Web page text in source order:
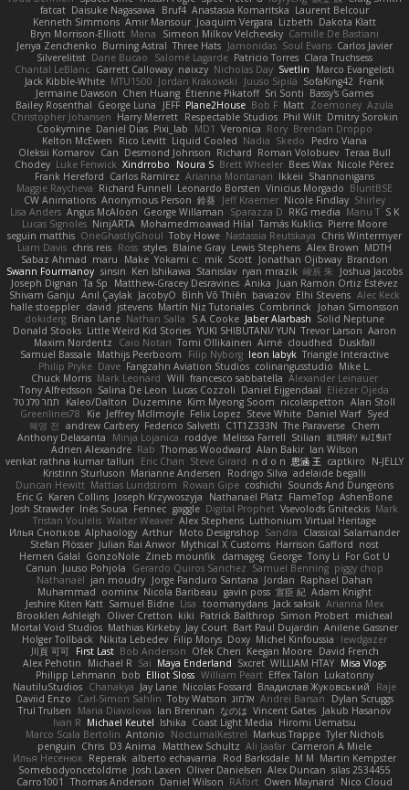
fatcat Daisuke Nagasawa Bruf4 Anastasia Komaritska Laurent Belcour
Kenneth Simmons Amir Mansour Joaquim Vergara Lizbeth Dakota Klatt
Bryn Morrison-Elliott Mana Simeon Milkov Velchevsky Camille De Bastiani
Jenya Zenchenko Burning Astral Three Hats Jamonidas Soul Evans Carlos Javier
Silverelitist Dane Bucao Salomé Lagarde Patricio Torres Clara Truchsess
Chantal LeBlanc Garrett Calloway nøixzy Nicholas Day Svetlin
Marco Evangelisti
Jack Kibble-White MTU1500 Jordan Krakowski Juuso Sipilä SofaKing42 Frank
Jermaine Dawson Chen Huang Étienne Pikatoff Sri Sonti Bassy's Games
Bailey Rosenthal George Luna JEFF Plane2House Bob F Matt Zoemoney Azula
Christopher Johansen Harry Merrett Respectable Studios Phil Wilt Dmitry Sorokin
Cookymine Daniel Dias Pixi_lab MD1 Veronica Rory Brendan Droppo
Kelton McEwen
Rico Levitt Liquid Cooled Nadia Skedo
Pedro Viana
Oleksii Komarov Can Desmond Johnson Richard Roman Volobuev Teraa Bull
Chodey Luke Fenwick Xindrrobo Noura S Brett Wheeler Bees Wax Nicole Pérez
Frank Hereford Carlos Ramírez Arianna Montanari Ikkeii Shannonigans
Maggie Raycheva Richard Funnell Leonardo Borsten Vinicius Morgado BluntBSE
CW Animations Anonymous Person 鈴葵 Jeff Kraemer Nicole Findlay Shirley
Lisa Anders Angus McAloon George Willaman Sparazza D RKG media Manu T S K
Lucas Signoles NinjARTA Mohamedmoawad Hilal Tamás Kuklics Pierre Moore
seguin matthis OneGhastlyGhoul Toby Howe Nastassia Reutskaya Chris Wintermyer
Liam Davis chris reis Ross styles Blaine Gray Lewis Stephens Alex Brown MDTH
Sabaz Ahmad maru Make Yokami c: mik Scott Jonathan Ojibway Brandon
Swann Fourmanoy sinsin Ken Ishikawa Stanislav ryan mrazik 峻辰 朱
Joshua Jacobs
Joseph Dignan Ta Sp Matthew-Gracey Desravines Anika Juan Ramón Ortiz Estévez
Shivam Ganju Anıl Çaylak JacobyO Bình Võ Thiên bavazov Elhi Stevens Alec Keck
halle stoeppler david jstevens Martín Niz Tutoriales Combrinck Johan Simonsson
dokiderg Brian Lane Nathan Salla S A Cooke Jaber Alarbash Solid Neptune
Donald Stooks Little Weird Kid Stories YUKI SHIBUTANI/ YUN Trevor Larson Aaron
Maxim Nordentz
Caio Notari Tomi Ollikainen Aimé cloudhed
Duskfall
Samuel Bassale Mathijs Peerboom Filip Nyborg leon labyk Triangle Interactive
Philip Pryke Dave Fangzahn Aviation Studios colinangusstudio Mike L.
Chuck Morris Mark Leonard Will francesco sabbatella Alexander Leinauer
Tony Alfredsson Salina De Leon Lucas Cozzoli Daniel Eijgendaal Eliézer Ojeda
תמר פלג טל
Kaleo/Dalton Duzemine Kim Myeong Soom nicolaspetton Alan Stoll
Greenlines78
Kie Jeffrey McIlmoyle Felix Lopez Steve White Daniel Warf Syed
혜영 전 andrew Carbery Federico Salvetti C1T1Z333N The Paraverse Chem
Anthony Delasanta
Minja Lojanica roddye Melissa Farrell Stilian ꌃ꒒ꀎꋪꋪꌩ ꀘꈤꀤꁅꃅ꓄
Adrien Alexandre Rab Thomas Woodward Alan Bakir Ian Wilson
venkat rathna kumar talluri
Eric Chan Steve Girard n d o n 思涵 王 captkiro
N-JELLY
Kristinn Sturluson Marianne Andersen Rodrigo Silva adelaide begalli
Duncan Hewitt Mattias Lundstrom Rowan Gipe coshichi Sounds And Dungeons
Eric G Karen Collins Joseph Krzywoszyja Nathanaël Platz FlameTop AshenBone
Josh Strawder Inês Sousa Fennec gaggle Digital Prophet Vsevolods Gniteckis Mark
Tristan Voulelis Walter Weaver Alex Stephens Luthonium Virtual Heritage
Илья Снопков Alphaology Arthur Moto Designshop Sandra Classical Salamander
Stefan Plösser Julian Rai Anwor Mythical X Customs Harrison Gafford nost
Hemen Galal GonzoNole Zineb mounfik damageg George Tony Li For Got U
Canun Juuso Pohjola Gerardo Quiros Sanchez Samuel Benning piggy chop
Nathanaël jan moudry Jorge Panduro Santana Jordan Raphael Dahan
Muhammad oominx Nicola Baribeau gavin poss 宣臣 紀 Adam Knight
Jeshire Kiten Katt Samuel Bidne Lisa toomanydans Jack saksik Arianna Mex
Brooklen Ashleigh
Oliver Cretton kiki Patrick Balthrop Simon Probert micheal
Mortal Void Studios Mathias Kirkeby Jay Court Bart Paul Dujardin Anilene Gassner
Holger Tollbäck Nikita Lebedev Filip Morys Doxy Michel Kinfoussia
lewdgazer
川頁 可可 First Last Bob Anderson Ofek Chen Keegan Moore David French
Alex Pehotin
Michael R Sai Maya Enderland Sxcret WILLIAM HTAY Misa Vlogs
Philipp Lehmann bob Elliot Sloss William Peart Effex Talon Lukatonny
NautiluStudios Chanakya Jay Lane Nicolas Fossard Владислав Жуковський
Raje
Daviid Enzo
Carl-Simon Sahlin Toby Watson אלמוג Andrei Barsan
Dylan Scruggs
Trul Trulsen
Maria Diavolova Ian Brennan なのは Vincent Gates Jakub Hasanov
Ivan R Michael Keutel Ishika Coast Light Media Hiromi Uematsu
Marco Scala Bertolin Antonio NocturnalKestrel Markus Trappe Tyler Nichols
penguin Chris D3 Anima Matthew Schultz Ali Jaafar Cameron A Miele
Илья Несенюк Reperak alberto echavarria Rod Barksdale M M Martin Kempster
Somebodyoncetoldme Josh Laxen Oliver Danielsen Alex Duncan silas 2534455
Carro1001
Thomas Anderson Daniel Wilson RAfort Owen Maynard
Nico Cloud